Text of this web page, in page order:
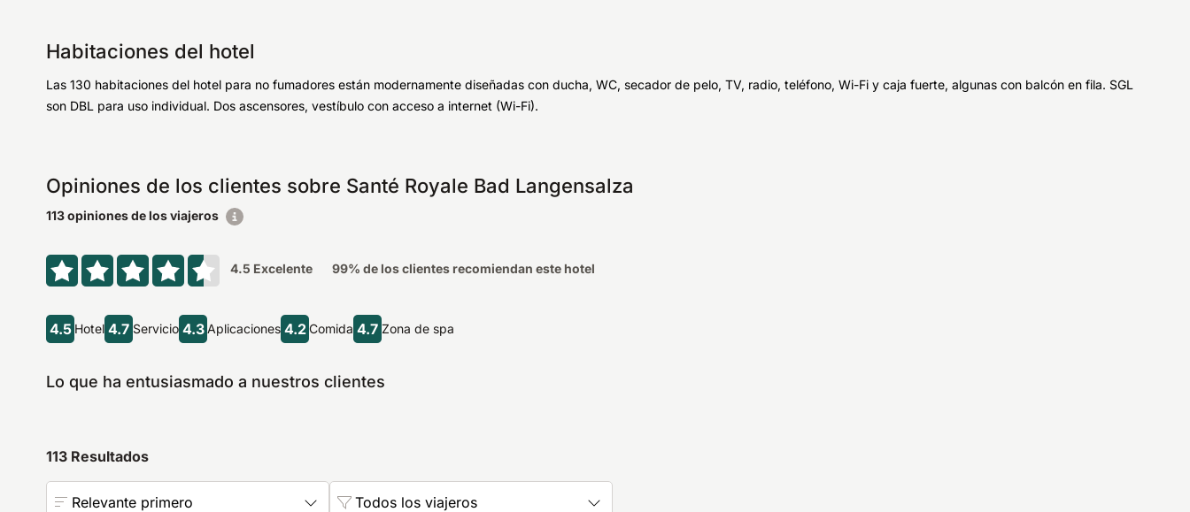
Habitaciones del hotel
Las 130 habitaciones del hotel para no fumadores están modernamente diseñadas con ducha, WC, secador de pelo, TV, radio, teléfono, Wi-Fi y caja fuerte, algunas con balcón en fila. SGL
son DBL para uso individual. Dos ascensores, vestíbulo con acceso a internet (Wi-Fi).
Opiniones de los clientes sobre Santé Royale Bad Langensalza
113 opiniones de los viajeros
4.5 Excelente 99% de los clientes recomiendan este hotel
4.5 Hotel 4.7 Servicio 4.3 Aplicaciones 4.2 Comida 4.7 Zona de spa
Lo que ha entusiasmado a nuestros clientes
113 Resultados
Relevante primero Todos los viajeros